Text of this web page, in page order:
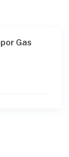
Gas